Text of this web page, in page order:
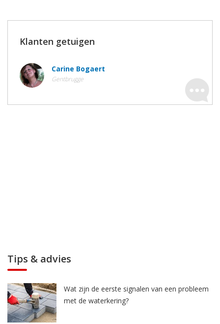
Klanten getuigen
Carine Bogaert
Gentbrugge
Tips & advies
Wat zijn de eerste signalen van een probleem
met de waterkering?